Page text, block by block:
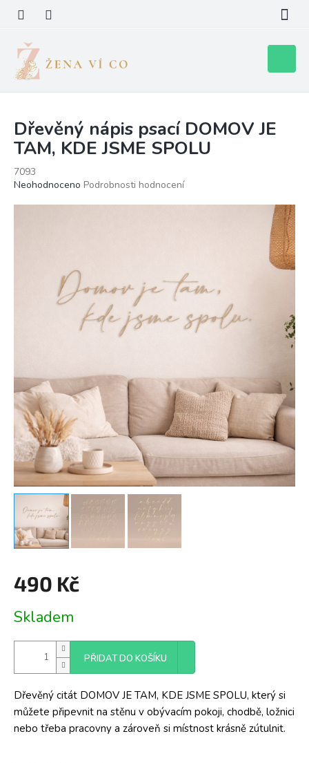
obsah
košík
Dřevěný nápis psací DOMOV JE
TAM, KDE JSME SPOLU
7093
Průměrné
Neohodnoceno Podrobnosti hodnocení
490 Kč
cena:
Skladem
PŘIDAT DO KOŠÍKU
Dřevěný citát DOMOV JE TAM, KDE JSME SPOLU, který si
můžete připevnit na stěnu v obývacím pokoji, chodbě, ložnici
nebo třeba pracovny a zároveň si místnost krásně zútulnit.